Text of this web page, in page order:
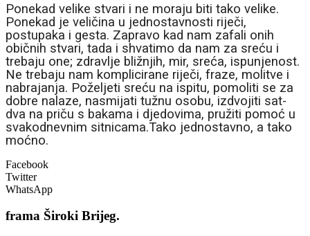
Ponekad velike stvari i ne moraju biti tako velike.
Ponekad je veličina u jednostavnosti riječi,
postupaka i gesta. Zapravo kad nam zafali onih
običnih stvari, tada i shvatimo da nam za sreću i
trebaju one; zdravlje bližnjih, mir, sreća, ispunjenost.
Ne trebaju nam komplicirane riječi, fraze, molitve i
nabrajanja. Poželjeti sreću na ispitu, pomoliti se za
dobre nalaze, nasmijati tužnu osobu, izdvojiti sat-
dva na priču s bakama i djedovima, pružiti pomoć u
svakodnevnim sitnicama.Tako jednostavno, a tako
moćno.
Facebook
Twitter
WhatsApp
frama Široki Brijeg.